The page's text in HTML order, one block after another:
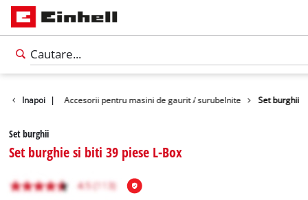
Inapoi |
unelte Accesorii pentru masini de gaurit / surubelnite Set burghii
Set burghii
Set burghie si biti 39 piese L-Box